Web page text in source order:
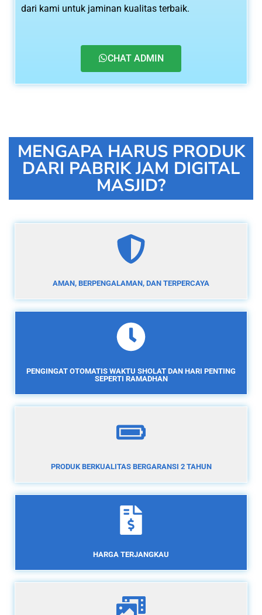
dari kami untuk jaminan kualitas terbaik.
CHAT ADMIN
MENGAPA HARUS PRODUK
DARI PABRIK JAM DIGITAL
MASJID?
AMAN, BERPENGALAMAN, DAN TERPERCAYA
PENGINGAT OTOMATIS WAKTU SHOLAT DAN HARI PENTING
SEPERTI RAMADHAN
PRODUK BERKUALITAS BERGARANSI 2 TAHUN
HARGA TERJANGKAU